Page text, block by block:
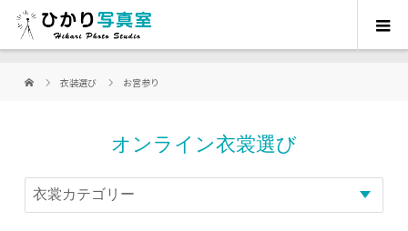
衣装選び お宮参り
オンライン衣裳選び